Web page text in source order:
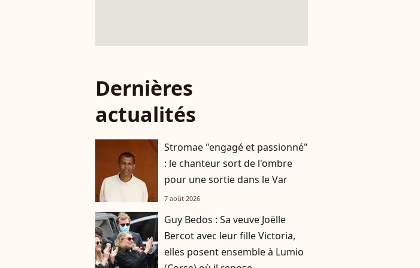
Dernières
actualités
Stromae "engagé et passionné"
: le chanteur sort de l'ombre
pour une sortie dans le Var
7 août 2026
Guy Bedos : Sa veuve Joëlle
Bercot avec leur fille Victoria,
elles posent ensemble à Lumio